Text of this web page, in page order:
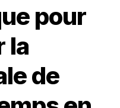
pour
la
de